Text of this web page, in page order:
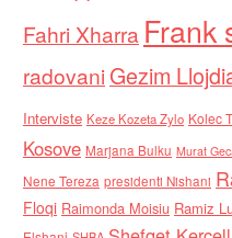
Fahri Xharra Frank
radovaniGezim
Interviste Keze Kozeta Zylo Kolec
Kosove Marjana Bulku Murat
Nene Tereza presidenti Nishani
Floqi Raimonda Moisiu Ramiz